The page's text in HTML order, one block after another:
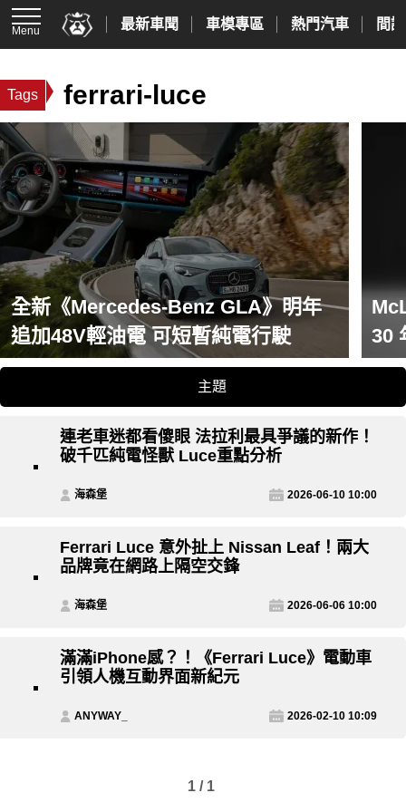
Menu 最新車聞 車模專區 熱門汽車 間
Tags ferrari-luce
全新《Mercedes-Benz GLA》明年
追加48V輕油電 可短暫純電行駛
30
主題
連老車迷都看傻眼 法拉利最具爭議的新作！
破千匹純電怪獸 Luce重點分析
海森堡 2026-06-10 10:00
Ferrari Luce 意外扯上 Nissan Leaf！兩大
品牌竟在網路上隔空交鋒
海森堡 2026-06-06 10:00
滿滿iPhone感？！《Ferrari Luce》電動車
引領人機互動界面新紀元
ANYWAY_ 2026-02-10 10:09
1 / 1